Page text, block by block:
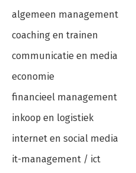
algemeen management
coaching en trainen
communicatie en media
economie
financieel management
inkoop en logistiek
internet en social media
it-management / ict